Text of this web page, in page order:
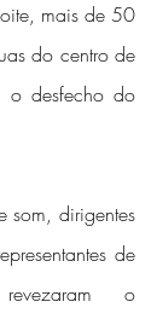
mais de 50
do centro de
o desfecho do
som, dirigentes
de
o